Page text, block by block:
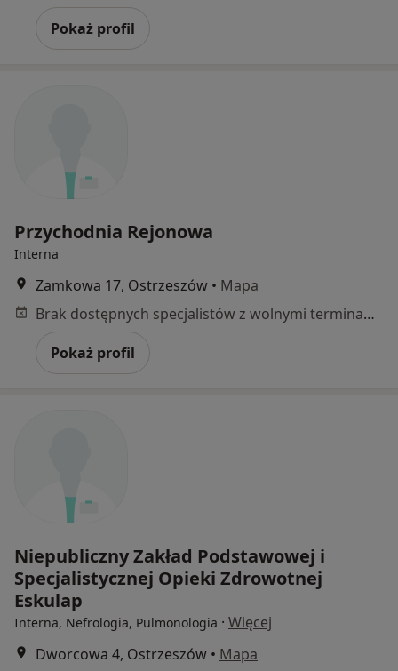
Pokaż profil
Przychodnia Rejonowa
Interna
Zamkowa 17, Ostrzeszów • Mapa
Brak dostępnych specjalistów z wolnymi terminami w tym centrum medycznym.
Pokaż profil
Niepubliczny Zakład Podstawowej i
Specjalistycznej Opieki Zdrowotnej
Eskulap
Interna, Nefrologia, Pulmonologia · Więcej
Dworcowa 4, Ostrzeszów • Mapa